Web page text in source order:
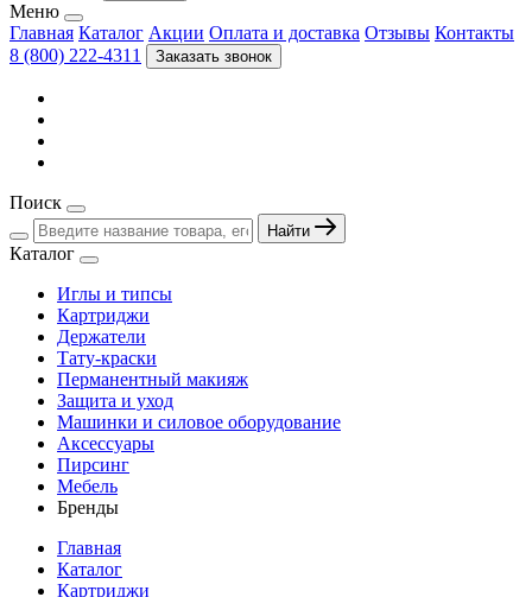
Меню
Главная Каталог Акции Оплата и доставка Отзывы Контакты
8 (800) 222-4311
Заказать звонок
Поиск
Найти
Каталог
Иглы и типсы
Картриджи
Держатели
Тату-краски
Перманентный макияж
Защита и уход
Машинки и силовое оборудование
Аксессуары
Пирсинг
Мебель
Бренды
Главная
Каталог
Картриджи